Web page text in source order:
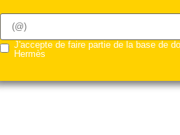
J'accepte de faire partie de la base de
Hermès